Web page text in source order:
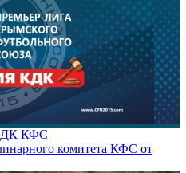
КФС
комитета КФС от